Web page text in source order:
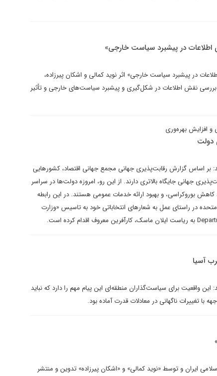
اطلاعات در پیشبرد سیاست خارجی»
در پیشبرد سیاست خارجی» اثر نوید کمالی و اشکان پیرزاده،
بررسی نقش اطلاعات در شکل‌گیری و پیشبرد سیاست‌های خارجی و تأثیر
و افزایش بهره‌وری
دولت
بر اساس گزارش رقابت‌پذیری جهانی مجمع جهانی اقتصاد، کشورهایی
جهانی جایگاه بالاتری دارند. از این رو، امروزه دولت‌ها در سراسر
کاهش بوروکراسی، و بهبود ارائه خدمات عمومی هستند. در این رابطه
در راستای عمل به شعارهای انتخاباتی خود به تاسیس «وزارت
آسیا
واقعیت برای سیاست‌گذاران منطقه‌ای این پیام مهم را دارد که نباید
تغییرات ناگهانی در معادلات قدرت آماده بود.
ایران و توسط «نوید کمالی» و «اشکان پیرزاده» تدوین و منتشر